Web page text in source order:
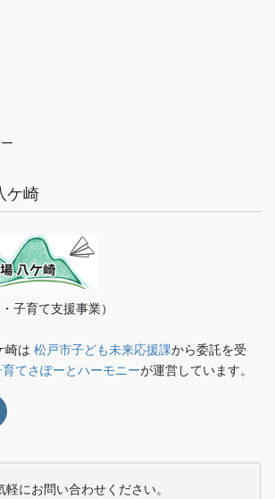
ケ崎
子育て支援事業）
崎は 松戸市子ども未来応援課から委託を受
てさぽーとハーモニーが運営しています。
軽にお問い合わせください。